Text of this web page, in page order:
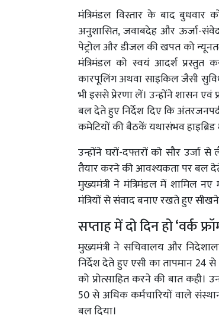
मंत्रिमंडल विस्तार के बाद
अनुशासित, जवाबदेह और ऊर्जा-
पेट्रोल और डीजल की खपत को
मंत्रिमंडल को स्वयं आदर्श प्रस्तुत
कारपूलिंग अथवा साइकिल जैसी
भी इससे प्रेरणा लें। उन्होंने शासन
बल देते हुए निर्देश दिए कि
कमेटियों की बैठकें यथासंभव
उन्होंने घरों-दफ्तरों को सौर उर्जा
तैयार करने की आवश्यकता पर बल
मुख्यमंत्री ने मंत्रिमंडल में शामिल नए
मंत्रियों से संवाद बनाए रखते हुए
सप्ताह में दो दिन हो ‘वर्क
मुख्यमंत्री ने सचिवालय और
निर्देश देते हुए एसी का तापमान 24
को प्रोत्साहित करने की बात कही।
50 से अधिक कर्मचारियों वाले
बल दिया।